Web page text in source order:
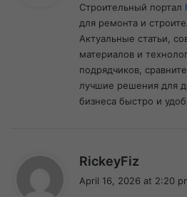
s
Строительный портал
для ремонта и
Актуальные статьи,
материалов и
подрядчиков,
лучшие решения для
бизнеса быстро и
RickeyFiz
April 16, 2026 at 2:20